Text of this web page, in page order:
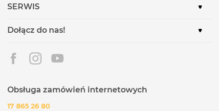
SERWIS
Dołącz do nas!
Obsługa zamówień internetowych
17 865 26 80